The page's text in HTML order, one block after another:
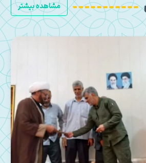
مشاهده بیشتر